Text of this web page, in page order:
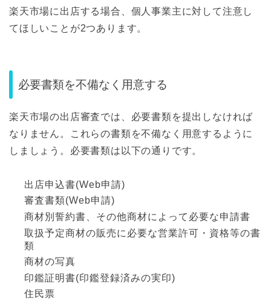
楽天市場に出店する場合、個人事業主に対して注意し
てほしいことが2つあります。
必要書類を不備なく用意する
楽天市場の出店審査では、必要書類を提出しなければ
なりません。これらの書類を不備なく用意するように
しましょう。必要書類は以下の通りです。
出店申込書(Web申請)
審査書類(Web申請)
商材別誓約書、その他商材によって必要な申請書
取扱予定商材の販売に必要な営業許可・資格等の書
類
商材の写真
印鑑証明書(印鑑登録済みの実印)
住民票